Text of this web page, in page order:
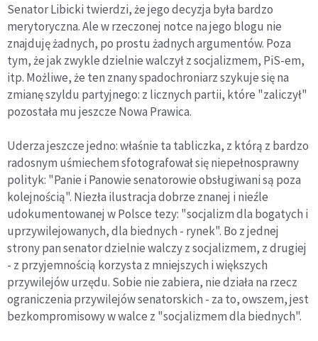
Senator Libicki twierdzi, że jego decyzja była bardzo
merytoryczna. Ale w rzeczonej notce na jego blogu nie
znajduję żadnych, po prostu żadnych argumentów. Poza
tym, że jak zwykle dzielnie walczył z socjalizmem, PiS-em,
itp. Możliwe, że ten znany spadochroniarz szykuje się na
zmianę szyldu partyjnego: z licznych partii, które "zaliczył"
pozostała mu jeszcze Nowa Prawica.
Uderza jeszcze jedno: właśnie ta tabliczka, z którą z bardzo
radosnym uśmiechem sfotografował się niepełnosprawny
polityk: "Panie i Panowie senatorowie obsługiwani są poza
kolejnością". Niezła ilustracja dobrze znanej i nieźle
udokumentowanej w Polsce tezy: "socjalizm dla bogatych i
uprzywilejowanych, dla biednych - rynek". Bo z jednej
strony pan senator dzielnie walczy z socjalizmem, z drugiej
- z przyjemnością korzysta z mniejszych i większych
przywilejów urzędu. Sobie nie zabiera, nie działa na rzecz
ograniczenia przywilejów senatorskich - za to, owszem, jest
bezkompromisowy w walce z "socjalizmem dla biednych".